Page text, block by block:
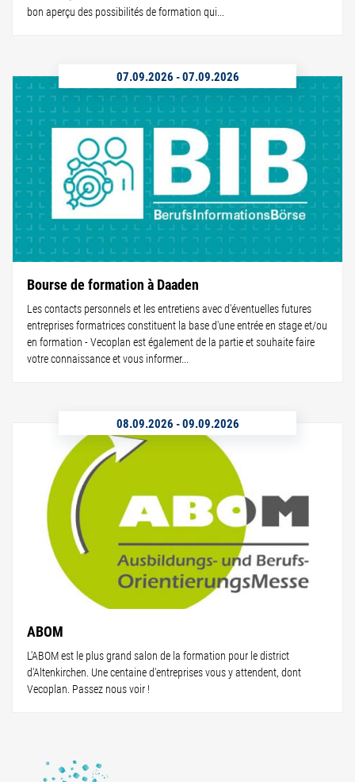
bon aperçu des possibilités de formation qui...
07.09.2026 -07.09.2026
Bourse de formation à Daaden
Les contacts personnels et les entretiens avec d'éventuelles futures
entreprises formatrices constituent la base d'une entrée en stage et/ou
en formation - Vecoplan est également de la partie et souhaite faire
votre connaissance et vous informer...
08.09.2026 -09.09.2026
ABOM
L'ABOM est le plus grand salon de la formation pour le district
d'Altenkirchen. Une centaine d'entreprises vous y attendent, dont
Vecoplan. Passez nous voir !